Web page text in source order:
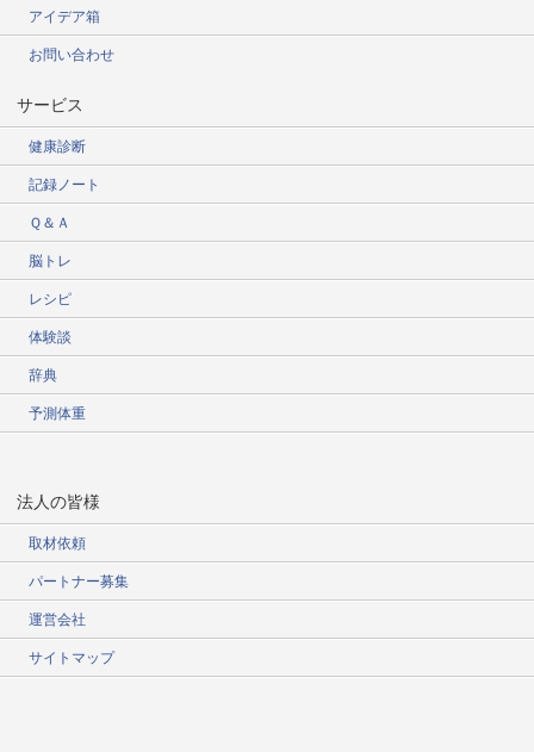
アイデア箱
お問い合わせ
サービス
健康診断
記録ノート
Ｑ＆Ａ
脳トレ
レシピ
体験談
辞典
予測体重
法人の皆様
取材依頼
パートナー募集
運営会社
サイトマップ